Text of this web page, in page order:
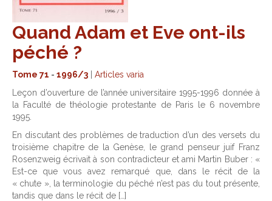
Quand Adam et Eve ont-ils
péché ?
Tome 71 - 1996/3
Articles varia
Leçon d’ouverture de l’année universitaire 1995-1996 donnée à
la Faculté de théologie protestante de Paris le 6 novembre
1995.
En discutant des problèmes de traduction d’un des versets du
troisième chapitre de la Genèse, le grand penseur juif Franz
Rosenzweig écrivait à son contradicteur et ami Martin Buber : «
Est-ce que vous avez remarqué que, dans le récit de la
« chute », la terminologie du péché n’est pas du tout présente,
tandis que dans le récit de […]